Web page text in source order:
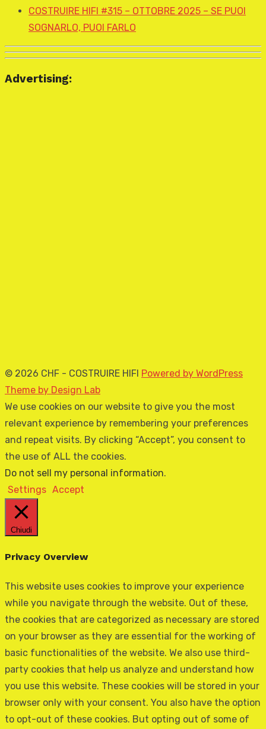
COSTRUIRE HIFI #315 – OTTOBRE 2025 – SE PUOI
SOGNARLO, PUOI FARLO
Advertising:
© 2026 CHF - COSTRUIRE HIFI Powered by WordPress
Theme by Design Lab
We use cookies on our website to give you the most
relevant experience by remembering your preferences
and repeat visits. By clicking “Accept”, you consent to
the use of ALL the cookies.
Do not sell my personal information.
Settings Accept
Chiudi
Privacy Overview
This website uses cookies to improve your experience
while you navigate through the website. Out of these,
the cookies that are categorized as necessary are stored
on your browser as they are essential for the working of
basic functionalities of the website. We also use third-
party cookies that help us analyze and understand how
you use this website. These cookies will be stored in your
browser only with your consent. You also have the option
to opt-out of these cookies. But opting out of some of